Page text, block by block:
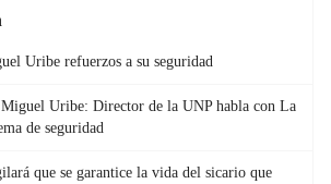
Uribe refuerzos a su seguridad
Uribe: Director de la UNP habla con La
de seguridad
que se garantice la vida del sicario que